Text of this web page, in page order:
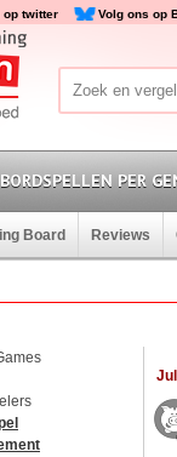
op twitter Volg ons op
BORDSPELLEN PER
Board Reviews